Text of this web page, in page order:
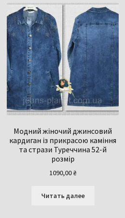
Модний жіночий джинсовий
кардиган із прикрасою каміння
та стрази Туреччина 52-й
розмір
1090,00₴
Читать далее